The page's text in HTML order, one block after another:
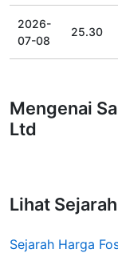
2026-
07-08
25.30
Mengenai
Ltd
Lihat
Sejarah Harga